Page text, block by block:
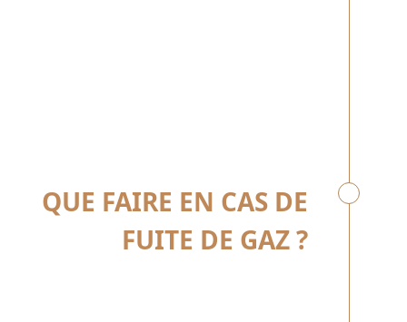
QUE FAIRE EN CAS DE
FUITE DE GAZ ?